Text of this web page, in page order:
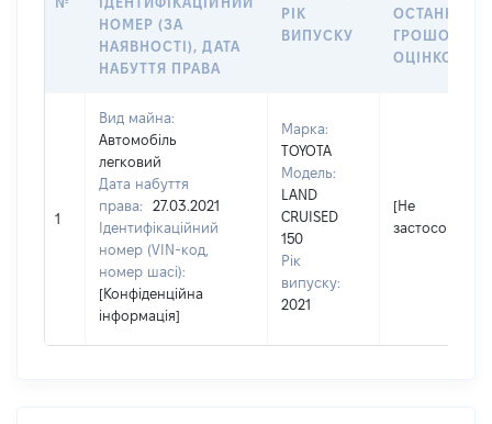
НОМЕР (ЗА
НАЯВНОСТІ), ДАТА
НАБУТТЯ ПРАВА
РІК
ВИПУСКУ
ГРОШОВОЮ
ОЦІНКОЮ,
1
Вид майна:
Автомобіль
легковий
Дата набуття
права:
27.03.2021
Ідентифікаційний
номер (VIN-код,
номер шасі):
[Конфіденційна
інформація]
Марка:
TOYOTA
Модель:
LAND
CRUISED
150
Рік
випуску:
2021
[Не